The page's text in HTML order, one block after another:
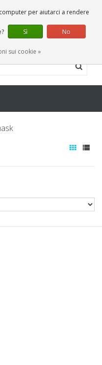
0 Articoli
per aiutarci a rendere
Sì No
sui cookie »